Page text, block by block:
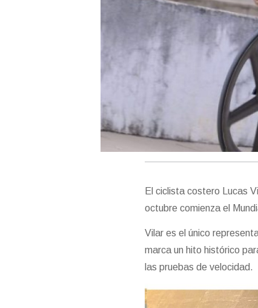
El ciclista costero Lucas
octubre comienza el
Vilar es el único
marca un hito histórico
las pruebas de velocidad.